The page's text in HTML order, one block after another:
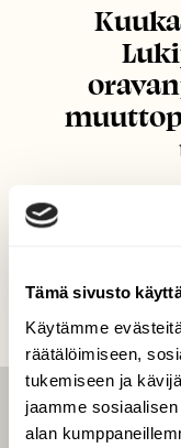
Tämä sivusto
Käytämme
räätälöimiseen,
tukemiseen ja
jaamme
alan